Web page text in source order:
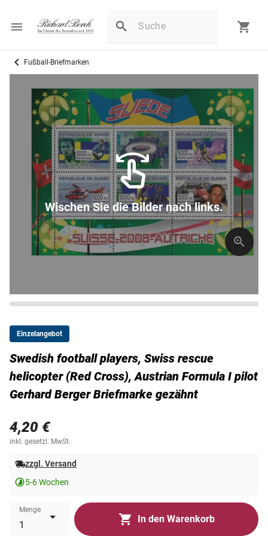
Fußball-Briefmarken
Wischen Sie die Bilder nach links.
Einzelangebot
Swedish football players, Swiss rescue
helicopter (Red Cross), Austrian Formula I pilot
Gerhard Berger Briefmarke gezähnt
4,20 €
inkl. gesetzl. MwSt.
zzgl. Versand
5-6 Wochen
Menge
In den Warenkorb